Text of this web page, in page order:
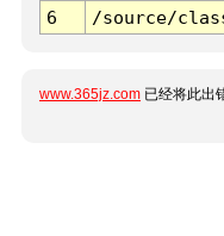
6
/source/
www.365jz.com 已经将此出